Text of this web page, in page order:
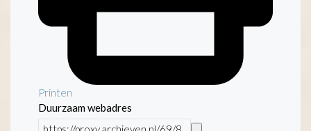
Printen
Duurzaam webadres